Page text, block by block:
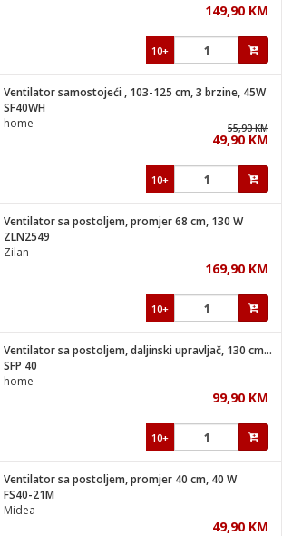
149,90 KM
10+
Ventilator samostojeći , 103-125 cm, 3 brzine, 45W
SF40WH
home
55,90 KM
49,90 KM
10+
Ventilator sa postoljem, promjer 68 cm, 130 W
ZLN2549
Zilan
169,90 KM
10+
Ventilator sa postoljem, daljinski upravljač, 130 cm, 45W
SFP 40
home
99,90 KM
10+
Ventilator sa postoljem, promjer 40 cm, 40 W
FS40-21M
Midea
49,90 KM